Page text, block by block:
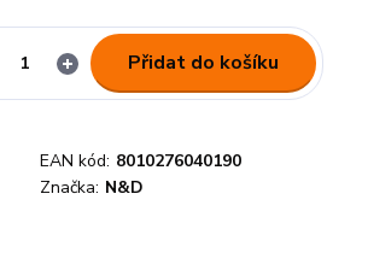
Přidat do košíku
EAN kód: 8010276040190
Značka: N&D